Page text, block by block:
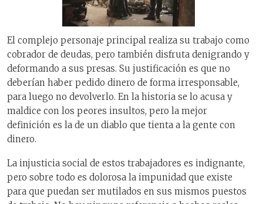
El complejo personaje principal realiza su trabajo como
cobrador de deudas, pero también disfruta denigrando y
deformando a sus presas. Su justificación es que no
deberían haber pedido dinero de forma irresponsable,
para luego no devolverlo. En la historia se lo acusa y
maldice con los peores insultos, pero la mejor
definición es la de un diablo que tienta a la gente con
dinero.
La injusticia social de estos trabajadores es indignante,
pero sobre todo es dolorosa la impunidad que existe
para que puedan ser mutilados en sus mismos puestos